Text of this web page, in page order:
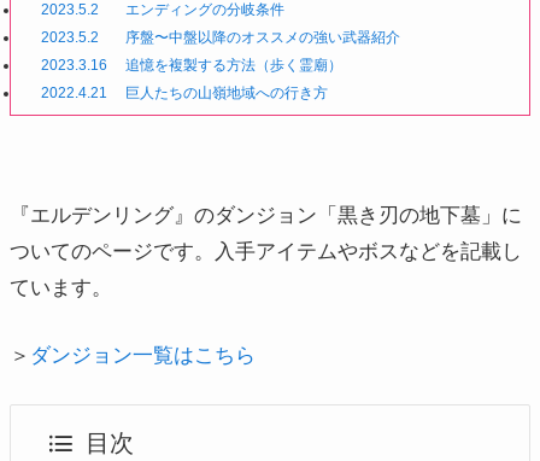
2023.5.2
エンディングの分岐条件
2023.5.2
序盤〜中盤以降のオススメの強い武器紹介
2023.3.16
追憶を複製する方法（歩く霊廟）
2022.4.21
巨人たちの山嶺地域への行き方
『エルデンリング』のダンジョン「黒き刃の地下墓」に
ついてのページです。入手アイテムやボスなどを記載し
ています。
＞ ダンジョン一覧はこちら
目次